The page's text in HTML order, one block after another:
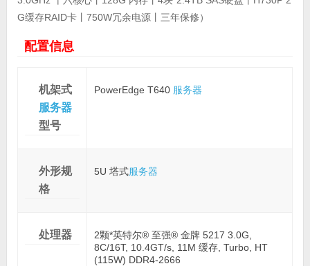
G缓存RAID卡丨750W冗余电源丨三年保修）
配置信息
机架式
服务器
型号
PowerEdge T640 服务器
外形规
格
5U 塔式服务器
处理器
2颗*英特尔® 至强® 金牌 5217 3.0G,
8C/16T, 10.4GT/s, 11M 缓存, Turbo, HT
(115W) DDR4-2666